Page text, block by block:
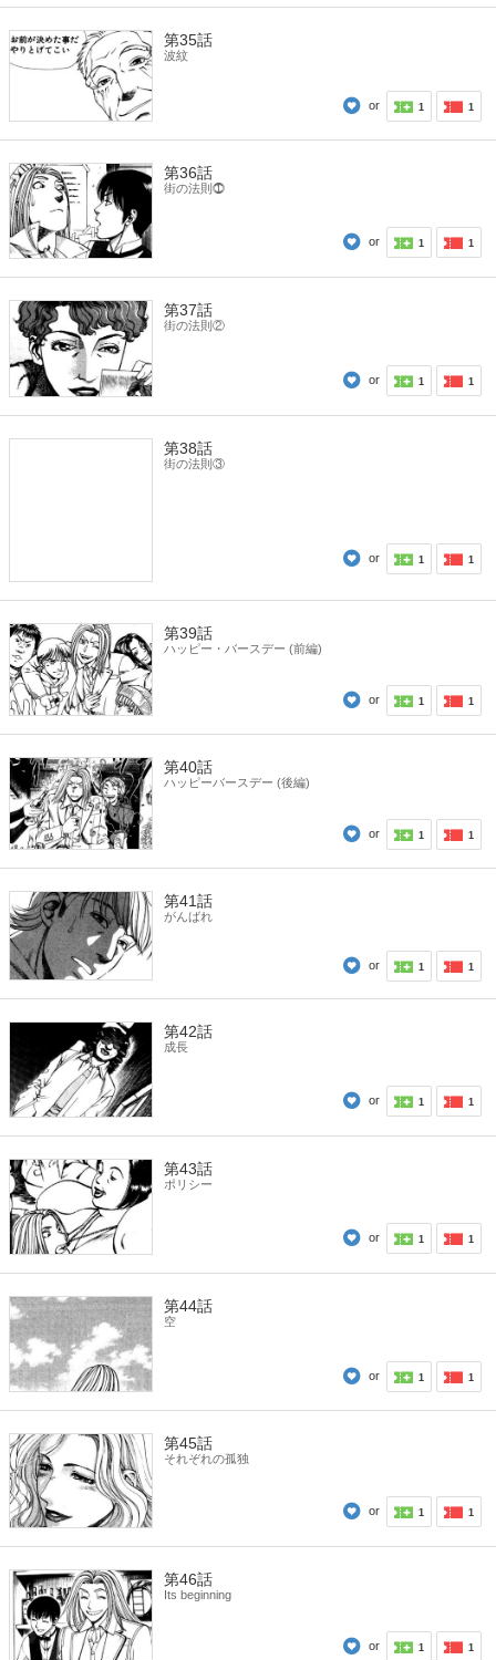
第35話
波紋
or 1 1
第36話
街の法則⓵
or 1 1
第37話
街の法則②
or 1 1
第38話
街の法則③
or 1 1
第39話
ハッピー・バースデー (前編)
or 1 1
第40話
ハッピーバースデー (後編)
or 1 1
第41話
がんばれ
or 1 1
第42話
成長
or 1 1
第43話
ポリシー
or 1 1
第44話
空
or 1 1
第45話
それぞれの孤独
or 1 1
第46話
Its beginning
or 1 1